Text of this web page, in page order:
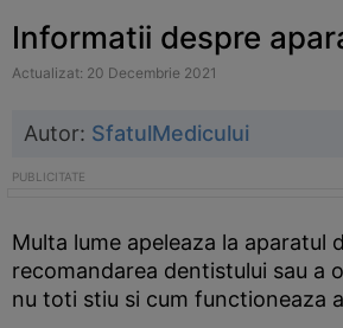
Informatii despre
Actualizat: 20 Decembrie 2021
Autor: SfatulMedicului
Multa lume apeleaza la aparatul
recomandarea dentistului sau a
nu toti stiu si cum functioneaza